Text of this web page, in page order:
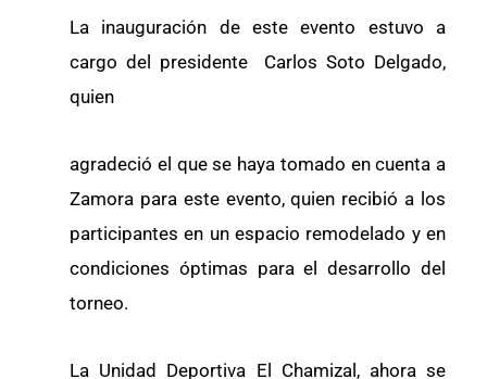
La inauguración de este evento estuvo a
cargo del presidente Carlos Soto Delgado,
quien
agradeció el que se haya tomado en cuenta a
Zamora para este evento, quien recibió a los
participantes en un espacio remodelado y en
condiciones óptimas para el desarrollo del
torneo.
La Unidad Deportiva El Chamizal, ahora se